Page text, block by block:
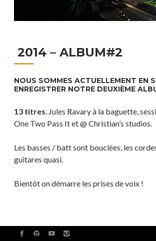
2014 – ALBUM#2
NOUS SOMMES ACTUELLEMENT EN
ENREGISTRER NOTRE DEUXIÈME
13 titres. Jules Ravary à la baguette,
One Two Pass It et @ Christian’s studios.
Les basses / batt sont bouclées, les
guitares quasi.
Bientôt on démarre les prises de voix !